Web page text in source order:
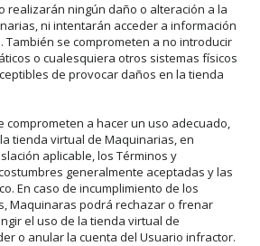
realizarán ningún daño o alteración a la
ni intentarán acceder a información
También se comprometen a no introducir
o cualesquiera otros sistemas físicos
de provocar daños en la tienda
comprometen a hacer un uso adecuado,
tienda virtual de Maquinarias, en
aplicable, los Términos y
generalmente aceptadas y las
En caso de incumplimiento de los
Maquinaras podrá rechazar o frenar
el uso de la tienda virtual de
o anular la cuenta del Usuario infractor.